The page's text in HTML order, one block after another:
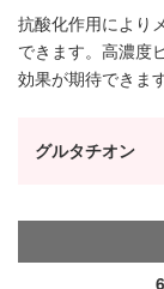
抗酸化作用により
できます。高濃度
効果が期待できます
グルタチオン